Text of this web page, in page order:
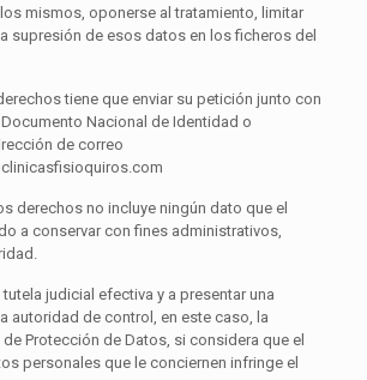
mismos, oponerse al tratamiento, limitar
supresión de esos datos en los ficheros del
tiene que enviar su petición junto con
Nacional de Identidad o
de correo
derechos no incluye ningún dato que el
a conservar con fines administrativos,
judicial efectiva y a presentar una
autoridad de control, en este caso, la
Protección de Datos, si considera que el
personales que le conciernen infringe el